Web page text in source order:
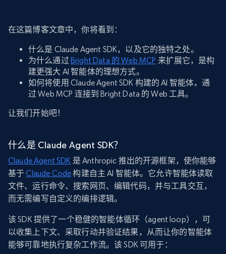
在这篇博客文章中，你将看到：
什么是 Claude Agent SDK，以及它的独特之处。
为什么通过 Bright Data 的 Web MCP 来扩展它，是构
建更强大 AI 智能体的理想方式。
如何将使用 Claude Agent SDK 构建的 AI 智能体，通
过 Web MCP 连接到 Bright Data 的 Web 工具。
让我们开始吧！
什么是 Claude Agent SDK？
Claude Agent SDK 是 Anthropic 推出的开源框架，使你能够
基于Claude Code构建自主 AI 智能体。它允许智能体读取
文件、运行命令、搜索网页、编辑代码，并与工具交互，
而无需编写自定义的编排逻辑。
该 SDK 提供了一个稳健的智能体循环（agent loop），可
以收集上下文、采取行动并验证结果，从而让你的智能体
能够可靠地执行复杂工作流。该 SDK 可用于：